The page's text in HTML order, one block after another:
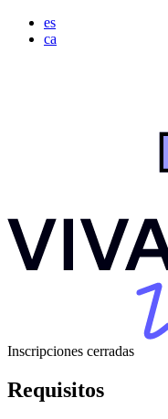
es
ca
Inscripciones cerradas
Requisitos